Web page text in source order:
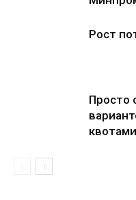
Рост
Просто